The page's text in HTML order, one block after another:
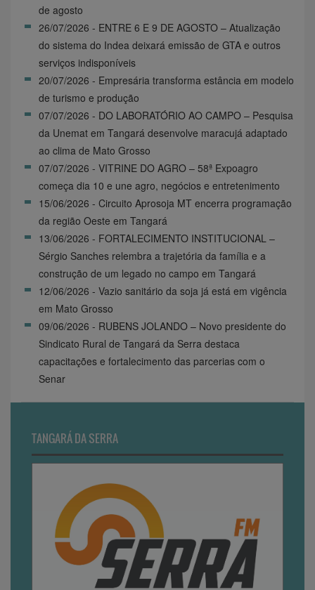
de agosto
26/07/2026 - ENTRE 6 E 9 DE AGOSTO – Atualização
do sistema do Indea deixará emissão de GTA e outros
serviços indisponíveis
20/07/2026 - Empresária transforma estância em modelo
de turismo e produção
07/07/2026 - DO LABORATÓRIO AO CAMPO – Pesquisa
da Unemat em Tangará desenvolve maracujá adaptado
ao clima de Mato Grosso
07/07/2026 - VITRINE DO AGRO – 58ª Expoagro
começa dia 10 e une agro, negócios e entretenimento
15/06/2026 - Circuito Aprosoja MT encerra programação
da região Oeste em Tangará
13/06/2026 - FORTALECIMENTO INSTITUCIONAL –
Sérgio Sanches relembra a trajetória da família e a
construção de um legado no campo em Tangará
12/06/2026 - Vazio sanitário da soja já está em vigência
em Mato Grosso
09/06/2026 - RUBENS JOLANDO – Novo presidente do
Sindicato Rural de Tangará da Serra destaca
capacitações e fortalecimento das parcerias com o
Senar
TANGARÁ DA SERRA